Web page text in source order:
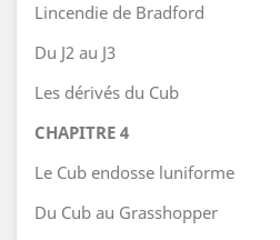
Lincendie de Bradford
Du J2 au J3
Les dérivés du Cub
CHAPITRE 4
Le Cub endosse luniforme
Du Cub au Grasshopper